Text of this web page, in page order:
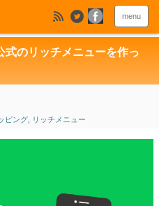
menu
式のリッチメニューを作っ
ピング リッチメニュー